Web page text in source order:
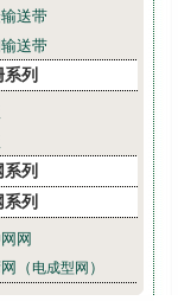
送带
送带
列
列
列
网
（电成型网 ）